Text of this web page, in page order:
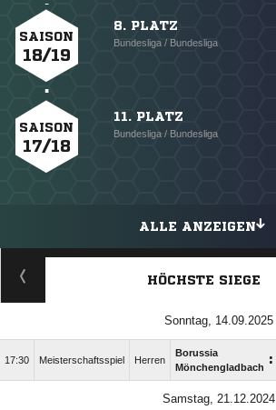
SAISON
18/19
8. PLATZ
Bundesliga / Bundesliga
SAISON
17/18
11. PLATZ
Bundesliga / Bundesliga
ALLE ANZEIGEN
HÖCHSTE SIEGE
Sonntag, 14.09.2025
17:30 Meisterschaftsspiel Herren
Borussia
Mönchengladbach :
Samstag, 21.12.2024